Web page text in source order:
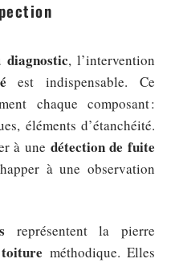
diagnostic, l’intervention
est indispensable. Ce
chaque composant :
éléments d’étanchéité.
à une détection de fuite
à une observation
représentent la pierre
méthodique. Elles